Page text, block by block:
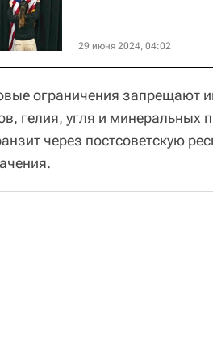
29 июня 2024, 04:02
ограничения запрещают
гелия, угля и минеральных
через постсоветскую